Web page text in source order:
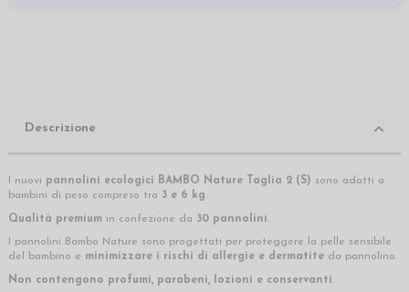
Descrizione
I nuovi pannolini ecologici BAMBO Nature Taglia 2 (S) sono adatti a
bambini di peso compreso tra 3 e 6 kg.
Qualità premium in confezione da 30 pannolini.
I pannolini Bambo Nature sono progettati per proteggere la pelle sensibile
del bambino e minimizzare i rischi di allergie e dermatite da pannolino.
Non contengono profumi, parabeni, lozioni e conservanti.